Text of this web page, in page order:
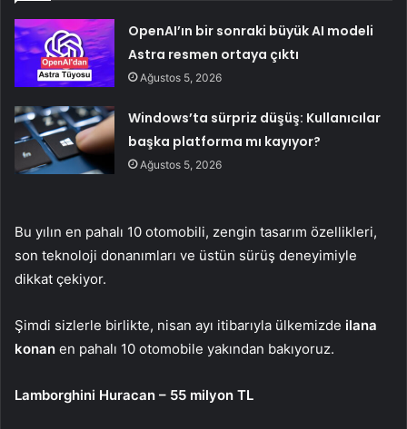
OpenAI’ın bir sonraki büyük AI modeli
Astra resmen ortaya çıktı
Ağustos 5, 2026
Windows’ta sürpriz düşüş: Kullanıcılar
başka platforma mı kayıyor?
Ağustos 5, 2026
Bu yılın en pahalı 10 otomobili, zengin tasarım özellikleri,
son teknoloji donanımları ve üstün sürüş deneyimiyle
dikkat çekiyor.
Şimdi sizlerle birlikte, nisan ayı itibarıyla ülkemizde ilana
konan en pahalı 10 otomobile yakından bakıyoruz.
Lamborghini Huracan – 55 milyon TL